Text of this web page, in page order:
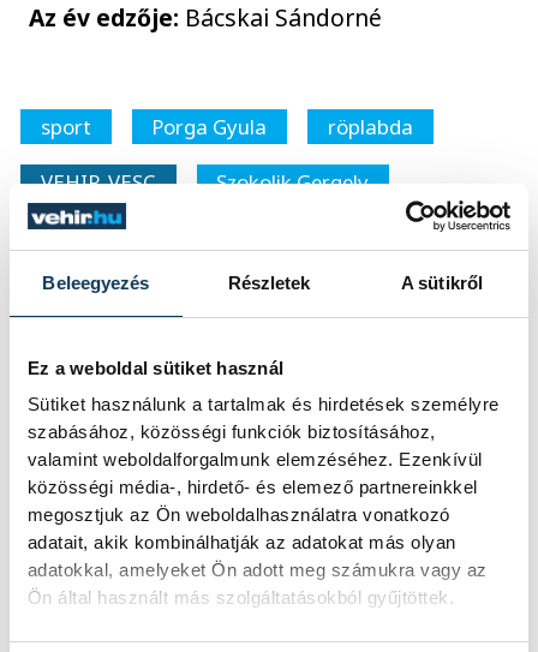
Beleegyezés Részletek A sütikről
Ez a weboldal sütiket használ
Sütiket használunk a tartalmak és hirdetések személyre
szabásához, közösségi funkciók biztosításához,
valamint weboldalforgalmunk elemzéséhez. Ezenkívül
közösségi média-, hirdető- és elemező partnereinkkel
megosztjuk az Ön weboldalhasználatra vonatkozó
adatait, akik kombinálhatják az adatokat más olyan
adatokkal, amelyeket Ön adott meg számukra vagy az
Ön által használt más szolgáltatásokból gyűjtöttek.
Az év edzője: Bácskai Sándorné
sport Porga Gyula
röplabda
VEHIR-VESC
Szokolik Gergely
Fehér Tibor
SZERZŐ
vehir.hu
Domján
Attila
Események